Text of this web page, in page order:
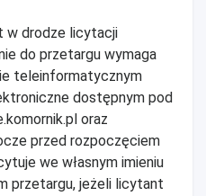
w drodze licytacji
do przetargu wymaga
teleinformatycznym
dostępnym pod
oraz
przed rozpoczęciem
we własnym imieniu
przetargu, jeżeli licytant